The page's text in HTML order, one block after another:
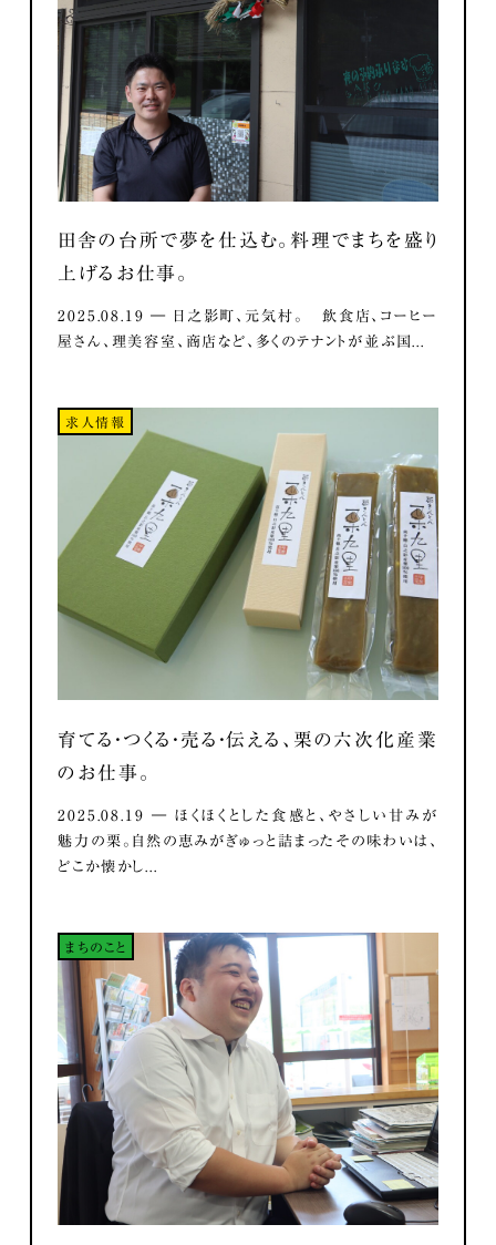
田舎の台所で夢を仕込む。料理でまちを盛り
上げるお仕事。
2025.08.19 ― 日之影町、元気村。 飲食店、コーヒー
屋さん、理美容室、商店など、多くのテナントが並ぶ国...
求人情報
育てる・つくる・売る・伝える、栗の六次化産業
のお仕事。
2025.08.19 ― ほくほくとした食感と、やさしい甘みが
魅力の栗。自然の恵みがぎゅっと詰まったその味わいは、
どこか懐かし...
まちのこと